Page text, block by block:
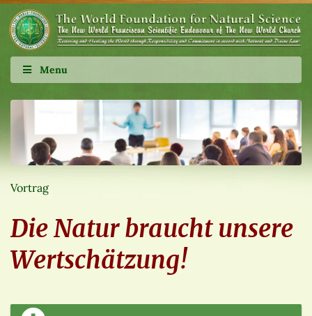
Menu
Vortrag
Die Natur braucht unsere
Wertschätzung!